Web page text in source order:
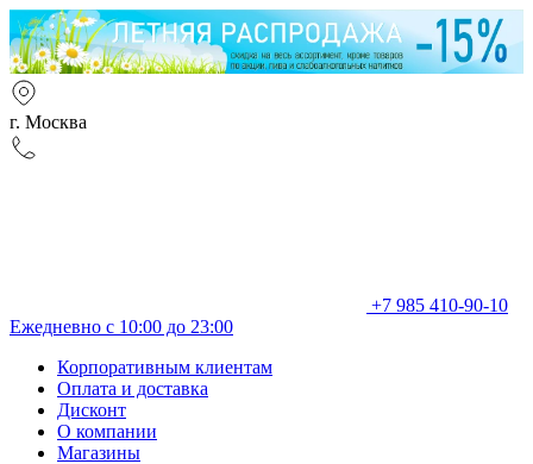
г. Москва
+7 985 410-90-10
Ежедневно с 10:00 до 23:00
Корпоративным клиентам
Оплата и доставка
Дисконт
О компании
Магазины